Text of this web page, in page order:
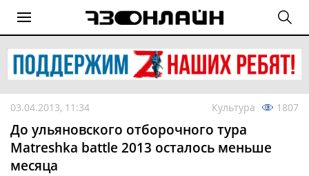
03.04.2013, 11:34 Культура 1807
До ульяновского отборочного тура
Matreshka battle 2013 осталось меньше
месяца